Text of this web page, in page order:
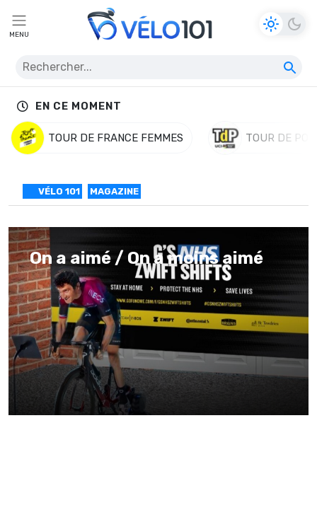
MENU
EN CE MOMENT
TOUR DE FRANCE FEMMES TOUR DE
VÉLO 101 MAGAZINE
On a aimé / On a moins aimé